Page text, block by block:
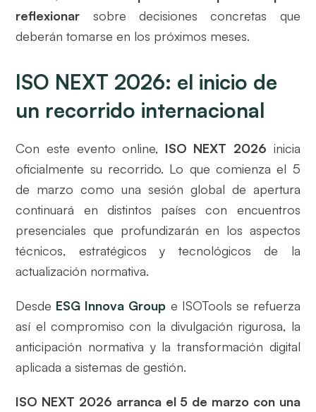
reflexionar sobre decisiones concretas que
deberán tomarse en los próximos meses.
ISO NEXT 2026: el inicio de
un recorrido internacional
Con este evento online, ISO NEXT 2026 inicia
oficialmente su recorrido. Lo que comienza el 5
de marzo como una sesión global de apertura
continuará en distintos países con encuentros
presenciales que profundizarán en los aspectos
técnicos, estratégicos y tecnológicos de la
actualización normativa.
Desde ESG Innova Group e ISOTools se refuerza
así el compromiso con la divulgación rigurosa, la
anticipación normativa y la transformación digital
aplicada a sistemas de gestión.
ISO NEXT 2026 arranca el 5 de marzo con una